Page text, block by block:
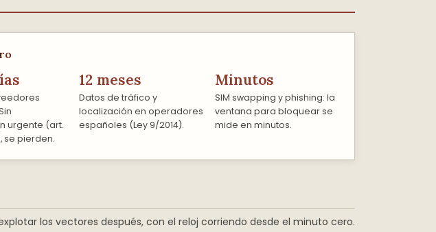
urgente (art.
se pierden.
12 meses
Datos de tráfico y
localización en operadores
españoles (Ley 9/2014).
Minutos
SIM swapping y phishing: la
ventana para bloquear se
mide en minutos.
los vectores después, con el reloj corriendo desde el minuto cero.